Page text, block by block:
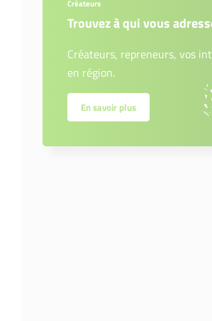
Créateurs
Trouvez à qui vous
Créateurs, repreneurs, vos
en région.
En savoir plus